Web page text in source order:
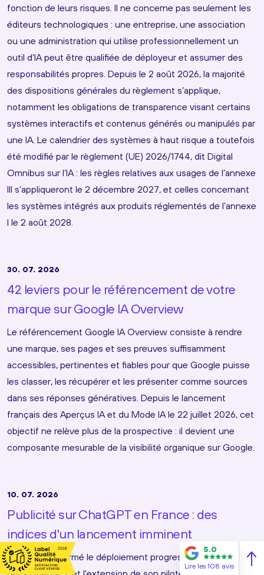
fonction de leurs risques. Il ne concerne pas seulement les
éditeurs technologiques : une entreprise, une association
ou une administration qui utilise professionnellement un
outil d’IA peut être qualifiée de déployeur et assumer des
responsabilités propres. Depuis le 2 août 2026, la majorité
des dispositions générales du règlement s’applique,
notamment les obligations de transparence visant certains
systèmes interactifs et contenus générés ou manipulés par
une IA. Le calendrier des systèmes à haut risque a toutefois
été modifié par le règlement (UE) 2026/1744, dit Digital
Omnibus sur l’IA : les règles relatives aux usages de l’annexe
III s’appliqueront le 2 décembre 2027, et celles concernant
les systèmes intégrés aux produits réglementés de l’annexe
I le 2 août 2028.
30. 07. 2026
42 leviers pour le référencement de votre
marque sur Google IA Overview
Le référencement Google IA Overview consiste à rendre
une marque, ses pages et ses preuves suffisamment
accessibles, pertinentes et fiables pour que Google puisse
les classer, les récupérer et les présenter comme sources
dans ses réponses génératives. Depuis le lancement
français des Aperçus IA et du Mode IA le 22 juillet 2026, cet
objectif ne relève plus de la prospective : il devient une
composante mesurable de la visibilité organique sur Google.
10. 07. 2026
Publicité sur ChatGPT en France : des
indices d'un lancement imminent
OpenAI a confirmé le déploiement progressif de la publicité
5.0
Lire les 108 avis